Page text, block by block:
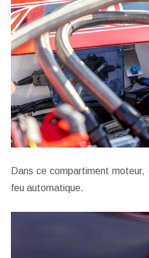
Dans ce compartiment moteur,
feu automatique.